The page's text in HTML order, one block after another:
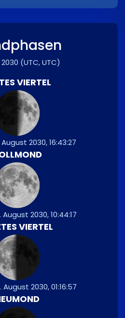
(UTC, UTC)
VIERTEL
2030, 16:43:27
2030, 10:44:17
VIERTEL
2030, 01:16:57